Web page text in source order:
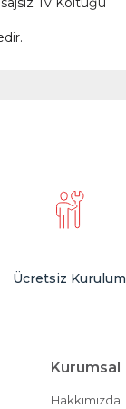
Ücretsiz Kurulum
Kurumsal
Hakkımızda